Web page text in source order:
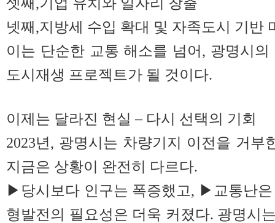
넷째,지방세 수입 확대 및 자족도시 기반
이는 단순한 교통 해소를 넘어, 광명시
도시재생 프로젝트가 될 것이다.
이제는 달라진 현실 – 다시 선택의 기회
2023년, 광명시는 차량기지 이전을 거부
지금은 상황이 완전히 다르다.
▶당시보다 인구는 폭증했고, ▶교통난
형발전의 필요성은 더욱 커졌다. 광명시